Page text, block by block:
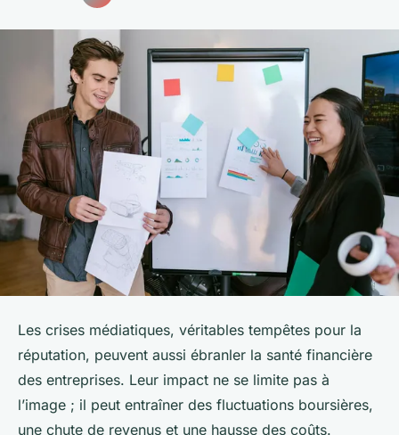
Les crises médiatiques, véritables tempêtes pour la
réputation, peuvent aussi ébranler la santé financière
des entreprises. Leur impact ne se limite pas à
l’image ; il peut entraîner des fluctuations boursières,
une chute de revenus et une hausse des coûts.